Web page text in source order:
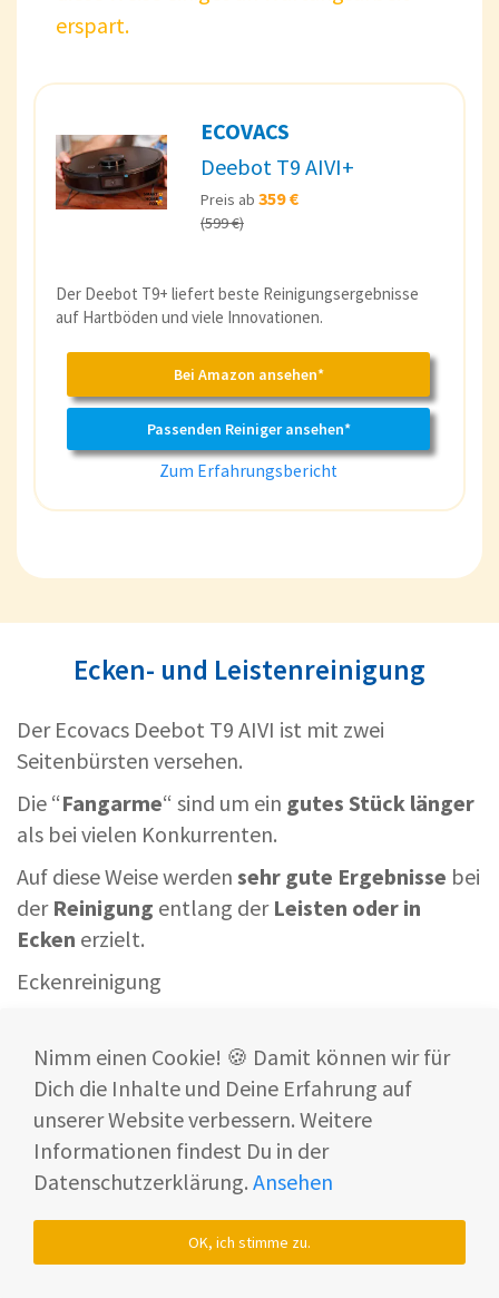
erspart.
ECOVACS
Deebot T9 AIVI+
Preis ab 359 €
(599 €)
Der Deebot T9+ liefert beste Reinigungsergebnisse
auf Hartböden und viele Innovationen.
Bei Amazon ansehen*
Passenden Reiniger ansehen*
Zum Erfahrungsbericht
Ecken- und Leistenreinigung
Der Ecovacs Deebot T9 AIVI ist mit zwei
Seitenbürsten versehen.
Die “Fangarme“ sind um ein gutes Stück länger
als bei vielen Konkurrenten.
Auf diese Weise werden sehr gute Ergebnisse bei
der Reinigung entlang der Leisten oder in
Ecken erzielt.
Eckenreinigung
Nimm einen Cookie! 🍪 Damit können wir für
Dich die Inhalte und Deine Erfahrung auf
unserer Website verbessern. Weitere
Informationen findest Du in der
Datenschutzerklärung. Ansehen
OK, ich stimme zu.